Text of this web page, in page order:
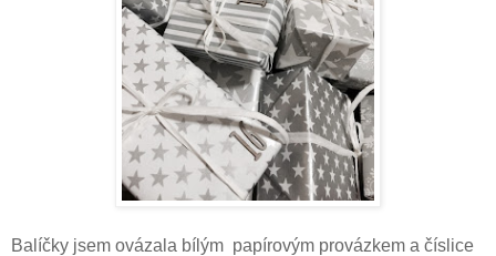
Balíčky jsem ovázala bílým papírovým provázkem a číslice